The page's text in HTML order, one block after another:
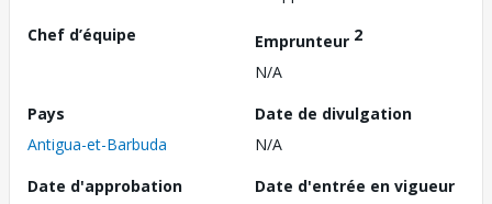
Chef d’équipe
Emprunteur 2
N/A
Pays
Antigua-et-Barbuda
Date de divulgation
N/A
Date d'approbation
Date d'entrée en vigueur